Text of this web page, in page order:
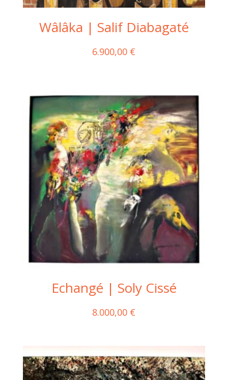
Wâlâka | Salif Diabagaté
6.900,00 €
Echangé | Soly Cissé
8.000,00 €